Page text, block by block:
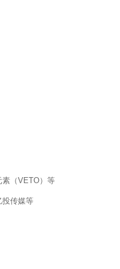
素（VETO）等
投传媒等